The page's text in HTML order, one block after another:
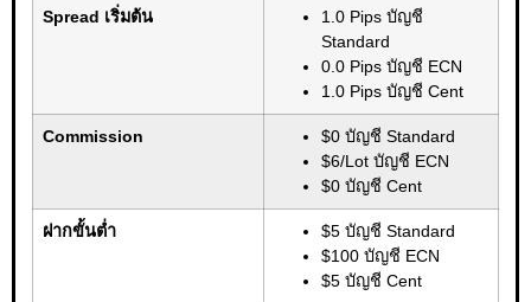
Spread เริ่มต้น
1.0 Pips บัญชี
Standard
0.0 Pips บัญชี ECN
1.0 Pips บัญชี Cent
Commission
$0 บัญชี Standard
$6/Lot บัญชี ECN
$0 บัญชี Cent
ฝากขั้นต่ำ
$5 บัญชี Standard
$100 บัญชี ECN
$5 บัญชี Cent